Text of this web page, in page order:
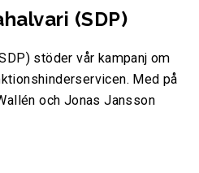
(SDP)
stöder vår kampanj om
Med på
och Jonas Jansson